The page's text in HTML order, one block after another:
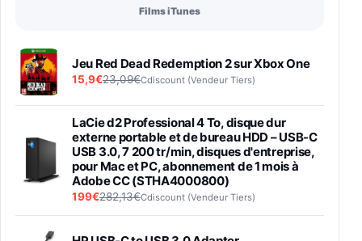
Films iTunes
Jeu Red Dead Redemption 2 sur Xbox One
15,9€23,09€Cdiscount (Vendeur Tiers)
LaCie d2 Professional 4 To, disque dur
externe portable et de bureau HDD – USB-C
USB 3.0, 7 200 tr/min, disques d'entreprise,
pour Mac et PC, abonnement de 1 mois à
Adobe CC (STHA4000800)
199€282,13€Cdiscount (Vendeur Tiers)